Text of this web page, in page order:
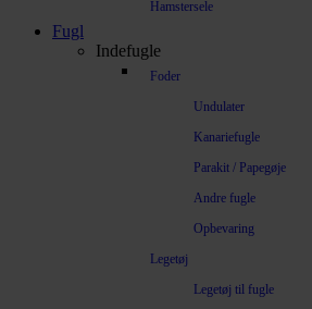
Hamstersele
Fugl
Indefugle
Foder
Undulater
Kanariefugle
Parakit / Papegøje
Andre fugle
Opbevaring
Legetøj
Legetøj til fugle